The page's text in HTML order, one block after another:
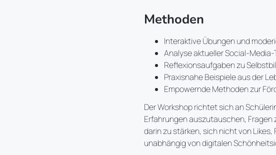
Methoden
Interaktive Übungen und
Analyse aktueller Social-
Reflexionsaufgaben zu
Praxisnahe Beispiele aus der
Empowernde Methoden zur
Der Workshop richtet sich an
Erfahrungen auszutauschen,
darin zu stärken, sich nicht von
unabhängig von digitalen